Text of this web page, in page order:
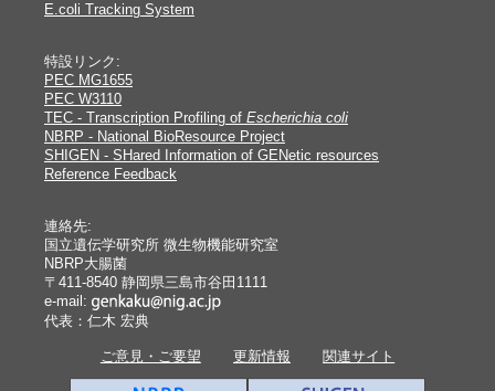
E.coli Tracking System
特設リンク:
PEC MG1655
PEC W3110
TEC - Transcription Profiling of Escherichia coli
NBRP - National BioResource Project
SHIGEN - SHared Information of GENetic resources
Reference Feedback
連絡先:
国立遺伝学研究所 微生物機能研究室
NBRP大腸菌
〒411-8540 静岡県三島市谷田1111
e-mail:
代表：仁木 宏典
ご意見・ご要望 更新情報 関連サイト